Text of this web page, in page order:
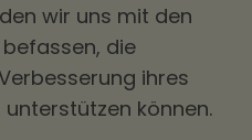
wir uns mit den
die
ihres
können.